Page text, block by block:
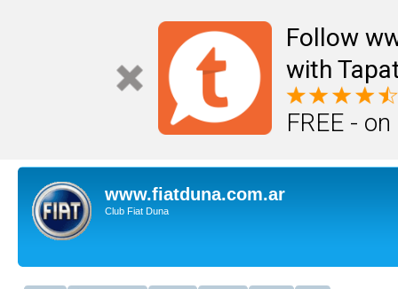
Follow
with
FREE -
www.fiatduna.com.ar
Club Fiat Duna